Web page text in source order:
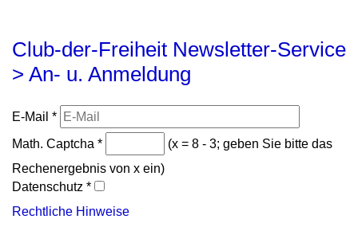
Club-der-Freiheit Newsletter-Service
> An- u. Anmeldung
E-Mail *
Math. Captcha *
(x = 8 - 3; geben Sie bitte das
Rechenergebnis von x ein)
Datenschutz *
Rechtliche Hinweise